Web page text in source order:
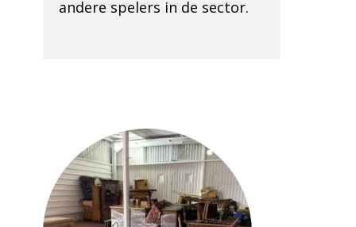
andere spelers in de sector.